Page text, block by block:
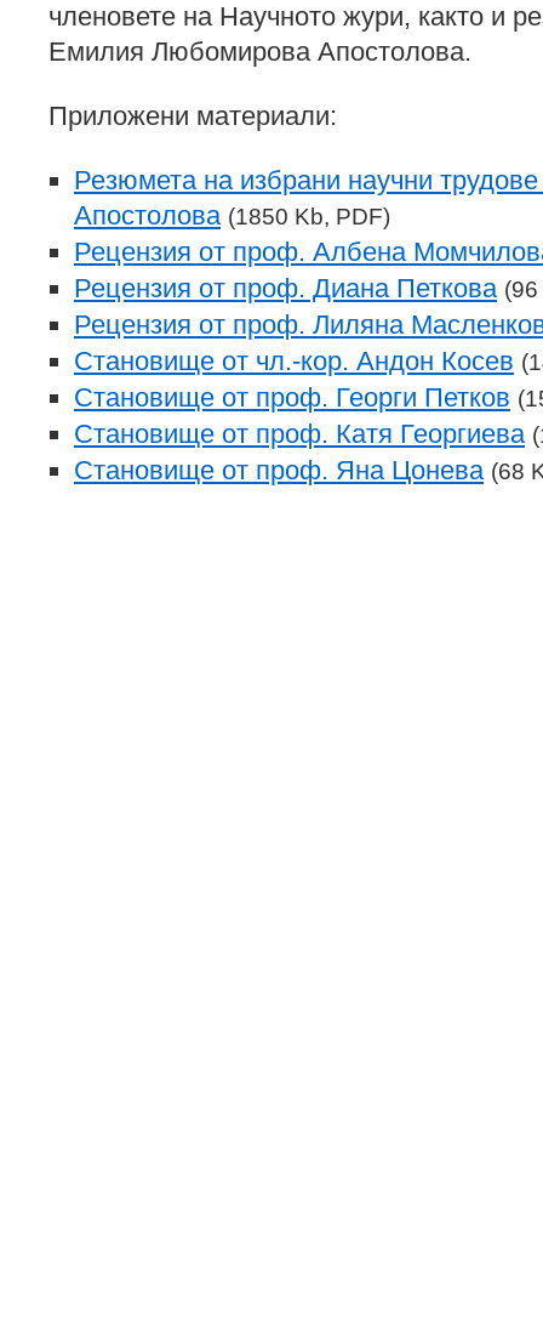
членовете на Научното жури, както и
Емилия Любомирова Апостолова.
Приложени материали:
Резюмета на избрани научни
Апостолова (1850 Kb, PDF)
Рецензия от проф. Албена
Рецензия от проф. Диана Петкова
Рецензия от проф. Лиляна
Становище от чл.-кор. Андон Косев
Становище от проф. Георги Петков
Становище от проф. Катя Георгиева
Становище от проф. Яна Цонева (68